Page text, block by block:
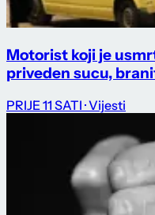
Motorist koji je
priveden sucu,
PRIJE 11 SATI · Vijesti